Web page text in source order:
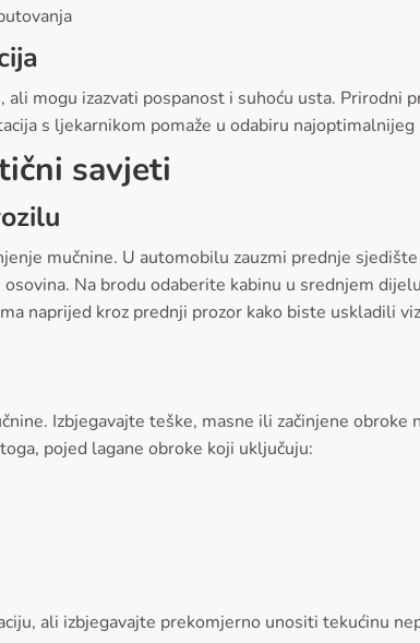
mogu izazvati pospanost i suhoću usta. Prirodni
s ljekarnikom pomaže u odabiru najoptimalnijeg
savjeti
mučnine. U automobilu zauzmi prednje
Na brodu odaberite kabinu u srednjem
naprijed kroz prednji prozor kako biste uskladili
Izbjegavajte teške, masne ili začinjene
pojed lagane obroke koji uključuju:
ali izbjegavajte prekomjerno unositi tekućinu